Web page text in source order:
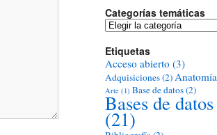
Categorías temáticas
Categorías
Etiquetas
Acceso abierto (3)
Adquisiciones(2) Anatomía
Arte (1) Base de datos(2)
Bases de datos
(21)